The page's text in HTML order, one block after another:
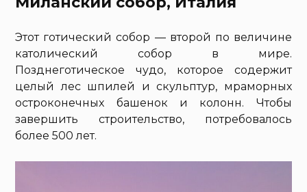
Этот готический собор — второй по величине
католический собор в мире.
Позднеготическое чудо, которое содержит
целый лес шпилей и скульптур, мраморных
остроконечных башенок и колонн. Чтобы
завершить строительство, потребовалось
более 500 лет.